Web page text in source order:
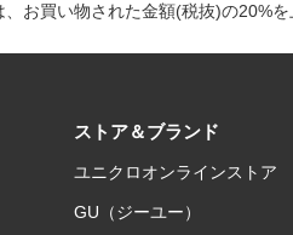
お買い物された金額(税抜)の20%
ストア＆ブランド
ユニクロオンラインストア
GU（ジーユー）